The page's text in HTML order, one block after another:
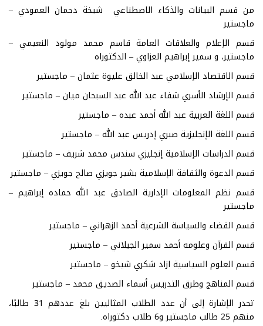
من قسم البيانات والذكاء الاصطناعي شيخة دحمان العمودي –
ماجستير
قسم الإعلام والعلاقات العامة قاسم محمد مولود النعيمي –
ماجستير، و سمير إبراهيم العزاوي – الدكتوراه
قسم الاقتصاد الإسلامي عبد الخالق عليوة عثمان – ماجستير
قسم الإرشاد الأسري شفاء عبد الله عبد السبحان ميان – ماجستير
قسم اللغة العربية عبد الله أحمد عبده – ماجستير
قسم اللغة الإنجليزية صبري إدريس عبد الله – ماجستير
قسم الدراسات الإسلامية إنجليزي سندس محمد شريف – ماجستير
قسم الدعوة والثقافة الإسلامية بشير جويزي صالح جويزي – ماجستير
قسم نظم المعلومات الإدارية الصادق عبد الله حماده إبراهيم –
ماجستير
قسم القضاء والسياسة الشرعية أحمد الزهراني – ماجستير
قسم القرآن وعلومه أحمد سمير الجيلاني – ماجستير
قسم العلوم السياسية ازاد شكري شيخو – ماجستير
قسم المناهج وطرق التدريس أسماء الصديق محمد – ماجستير
تجدر الإشارة إلى أن عدد الطلاب المثاليين بلغ عددهم 31 طالبًا،
منهم 25 طالب ماجستير و6 طلاب دكتوراه.